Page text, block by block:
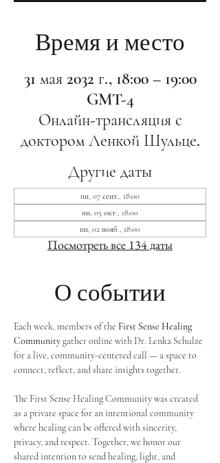
Время и место
31 мая 2032 г., 18:00 – 19:00
GMT-4
Онлайн-трансляция с
доктором Ленкой Шульце.
Другие даты
пн, 07 сент., 18:00
пн, 05 окт., 18:00
пн, 02 нояб., 18:00
Посмотреть все 134 даты
О событии
Each week, members of the First Sense Healing
Community gather online with Dr. Lenka Schulze
for a live, community-centered call — a space to
connect, reflect, and share insights together.
The First Sense Healing Community was created
as a private space for an intentional community
where healing can be offered with sincerity,
privacy, and respect. Together, we honor our
shared intention to send healing, light, and